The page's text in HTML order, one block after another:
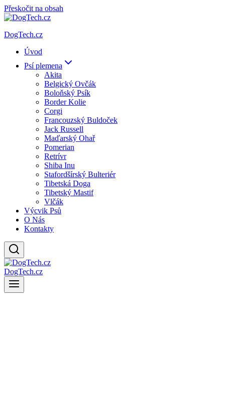
Přeskočit na obsah
DogTech.cz
Úvod
Psí plemena
Akita
Belgický Ovčák
Boloňský Psík
Border Kolie
Corgi
Francouzský Buldoček
Jack Russell
Maďarský Ohař
Pomerian
Retrívr
Shiba Inu
Stafordšírský Bulteriér
Tibetská Doga
Tibetský Mastif
Vlčák
Výcvik Psů
O Nás
Kontakty
DogTech.cz